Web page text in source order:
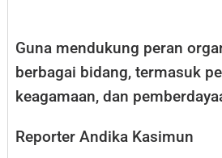
Guna mendukung peran
berbagai bidang, termasuk
keagamaan, dan
Reporter Andika Kasimun